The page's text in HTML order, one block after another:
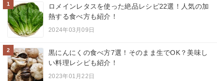
1
ロメインレタスを使った絶品レシピ22選！人気の加
熱する食べ方も紹介！
2024年03月09日
2
黒にんにくの食べ方7選！そのまま生でOK？美味し
い料理レシピも紹介！
2023年01月22日